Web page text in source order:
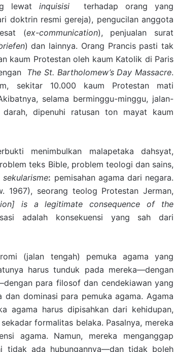
lewat inquisisi terhadap orang yang
doktrin resmi gereja), pengucilan anggota
(ex-communication), penjualan surat
) dan lainnya. Orang Prancis pasti tak
kaum Protestan oleh kaum Katolik di Paris
The St. Bartholomew’s Day Massacre.
sekitar 10.000 kaum Protestan mati
selama berminggu-minggu, jalan-
dipenuhi ratusan ton mayat kaum
menimbulkan malapetaka dahsyat,
teks Bible, problem teologi dan sains,
sekularisme: pemisahan agama dari negara.
1967), seorang teolog Protestan Jerman,
is a legitimate consequence of the
adalah konsekuensi yang sah dari
(jalan tengah) pemuka agama yang
harus tunduk pada mereka—dengan
para filosof dan cendekiawan yang
dan dominasi para pemuka agama. Agama
agama harus dipisahkan dari kehidupan,
formalitas belaka. Pasalnya, mereka
agama. Namun, mereka menganggap
tidak ada hubungannya—dan tidak boleh